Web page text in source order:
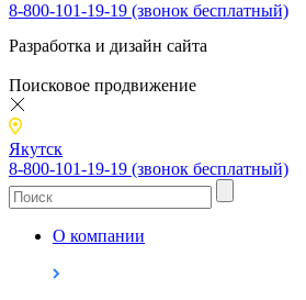
8-800-101-19-19 (звонок бесплатный)
Разработка и дизайн сайта
Поисковое продвижение
Якутск
8-800-101-19-19 (звонок бесплатный)
О компании